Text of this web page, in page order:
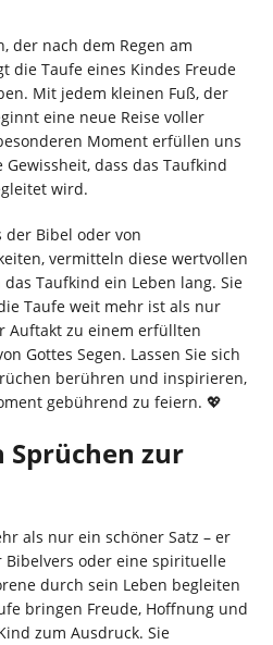
der nach dem Regen am
die Taufe eines Kindes Freude
Mit jedem kleinen Fuß, der
eine neue Reise voller
Moment erfüllen uns
dass das Taufkind
wird.
der Bibel oder von
vermitteln diese wertvollen
Taufkind ein Leben lang. Sie
Taufe weit mehr ist als nur
Auftakt zu einem erfüllten
Gottes Segen. Lassen Sie sich
berühren und inspirieren,
gebührend zu feiern. 💖
Sprüchen zur
als nur ein schöner Satz – er
oder eine spirituelle
durch sein Leben begleiten
bringen Freude, Hoffnung und
zum Ausdruck. Sie